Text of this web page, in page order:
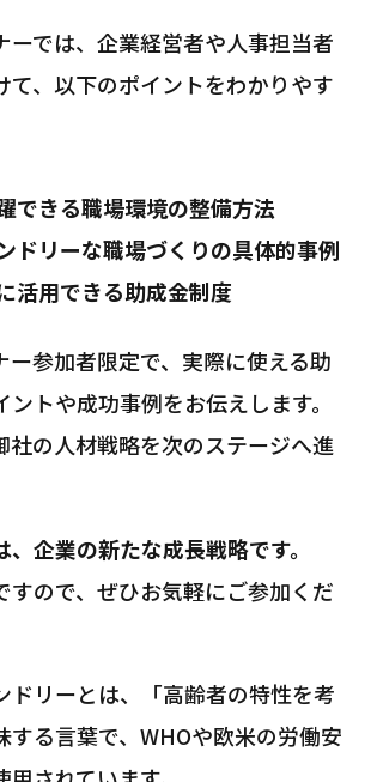
ーでは、企業経営者や人事担当者
て、以下のポイントをわかりやす
できる職場環境の整備方法
ドリーな職場づくりの具体的事例
活用できる助成金制度
ー参加者限定で、実際に使える助
トや成功事例をお伝えします。
社の人材戦略を次のステージへ進
企業の新たな成長戦略です。
すので、ぜひお気軽にご参加くだ
リーとは、「高齢者の特性を考
する言葉で、WHOや欧米の労働安